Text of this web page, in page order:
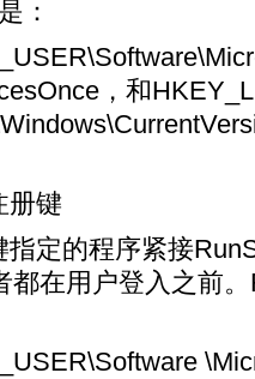
：
，和
册键
定的程序紧接
都在用户登入之前